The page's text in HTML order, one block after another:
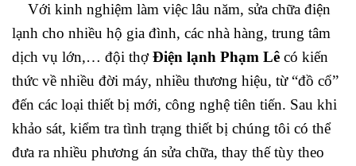
Với kinh nghiệm làm việc lâu năm, sửa chữa điện
lạnh cho nhiều hộ gia đình, các nhà hàng, trung tâm
dịch vụ lớn,… đội thợĐiện lạnh Phạm Lê có kiến
thức về nhiều đời máy, nhiều thương hiệu, từ “đồ cổ”
đến các loại thiết bị mới, công nghệ tiên tiến. Sau khi
khảo sát, kiểm tra tình trạng thiết bị chúng tôi có thể
đưa ra nhiều phương án sửa chữa, thay thế tùy theo